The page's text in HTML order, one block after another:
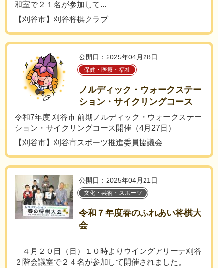
和室で２１名が参加して...
【刈谷市】刈谷将棋クラブ
公開日：2025年04月28日
保健・医療・福祉
ノルディック・ウォークステー
ション・サイクリングコース
令和7年度 刈谷市 前期ノルディック・ウォークステー
ション・サイクリングコース開催（4月27日）
【刈谷市】刈谷市スポーツ推進委員協議会
公開日：2025年04月21日
文化・芸術・スポーツ
令和７年度春のふれあい将棋大
会
４月２０日（日）１０時よりウイングアリーナ刈谷
２階会議室で２４名が参加して開催されました。